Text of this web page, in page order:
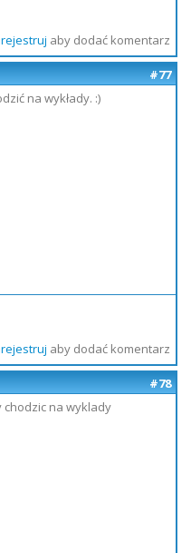
aby dodać komentarz
#77
na wykłady. :)
aby dodać komentarz
#78
chodzic na wyklady